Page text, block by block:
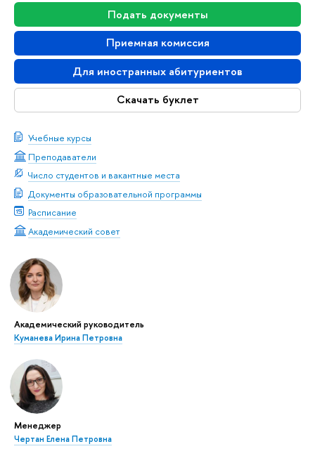
Подать документы
Приемная комиссия
Для иностранных абитуриентов
Скачать буклет
Учебные курсы
Преподаватели
Число студентов и вакантные места
Документы образовательной программы
Расписание
Академический совет
Академический руководитель
Куманева Ирина Петровна
Менеджер
Чертан Елена Петровна